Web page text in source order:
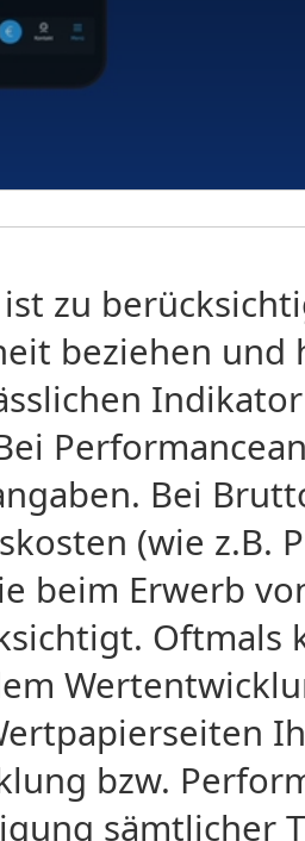
ist zu
beziehen
Bei
(wie z.B.
beim Erwerb
Oftmals
bzw.
sämtlicher